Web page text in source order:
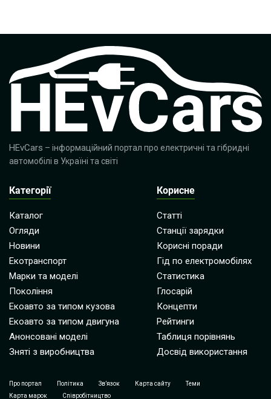
HEvCars – інформаційний портал про електричні та гібридні
автомобілі в Україні та світі
Категорії
Каталог
Огляди
Новини
Екотранспорт
Марки та моделі
Покоління
Екоавто за типом кузова
Екоавто за типом двигуна
Анонсовані моделі
Зняті з виробництва
Корисне
Статті
Станції зарядки
Корисні поради
Гід по електромобілях
Статистика
Глосарій
Концепти
Рейтинги
Таблиця порівнянь
Досвід використання
Про портал Політика Зв’язок Карта сайту
Теми
Карта марок
Співробітництво